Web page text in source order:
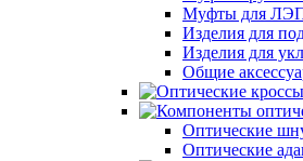
Муфты для
Изделия для
Изделия для
Общие
Оптические
Оптические